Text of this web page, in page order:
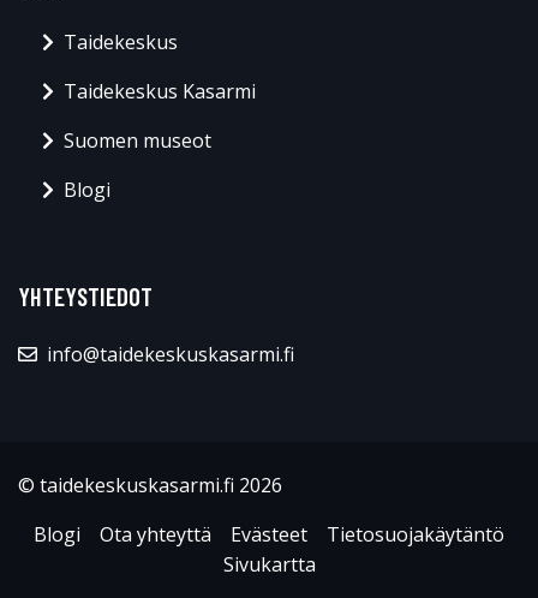
Taidekeskus
Taidekeskus Kasarmi
Suomen museot
Blogi
YHTEYSTIEDOT
info@taidekeskuskasarmi.fi
© taidekeskuskasarmi.fi 2026
Blogi
Ota yhteyttä Evästeet
Tietosuojakäytäntö
Sivukartta